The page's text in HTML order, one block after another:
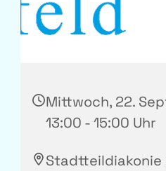
Mittwoch, 22.
13:00 - 15:00 Uhr
Stadtteildiakonie